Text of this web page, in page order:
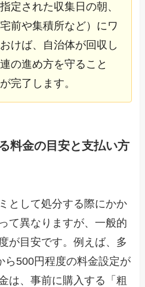
定された収集日の朝、
前や集積所など）にワ
けば、自治体が回収し
の進め方を守ること
完了します。
料金の目安と支払い方
として処分する際にかか
て異なりますが、一般的
が目安です。例えば、多
ら500円程度の料金設定が
は、事前に購入する「粗